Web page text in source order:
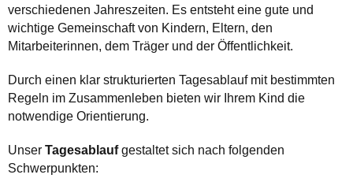
verschiedenen Jahreszeiten. Es entsteht eine gute und
wichtige Gemeinschaft von Kindern, Eltern, den
Mitarbeiterinnen, dem Träger und der Öffentlichkeit.
Durch einen klar strukturierten Tagesablauf mit bestimmten
Regeln im Zusammenleben bieten wir Ihrem Kind die
notwendige Orientierung.
Unser Tagesablaufgestaltet sich nach folgenden
Schwerpunkten: